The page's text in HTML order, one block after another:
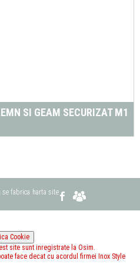
SI GEAM SECURIZAT M1
se fabrica harta site
site sunt inregistrate la Osim.
face decat cu acordul firmei Inox Style